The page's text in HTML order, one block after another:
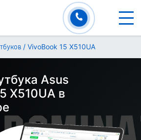
/ VivoBook 15 X510UA
Asus
X510UA в